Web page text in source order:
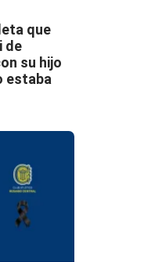
que
de
su hijo
estaba